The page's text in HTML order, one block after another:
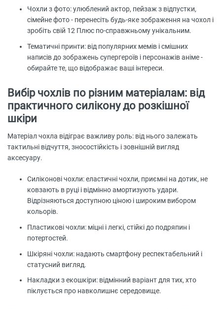
Чохли з фото: улюблений актор, пейзаж з відпустки,
сімейне фото - перенесіть будь-яке зображення на чохол і
зробіть свій 12 Плюс по-справжньому унікальним.
Тематичні принти: від популярних мемів і смішних
написів до зображень супергероїв і персонажів аніме -
обирайте те, що відображає ваші інтереси.
Вибір чохлів по різним матеріалам: від
практичного силікону до розкішної
шкіри
Матеріал чохла відіграє важливу роль: від нього залежать
тактильні відчуття, зносостійкість і зовнішній вигляд
аксесуару.
Силіконові чохли: еластичні чохли, приємні на дотик, не
ковзають в руці і відмінно амортизують удари.
Відрізняються доступною ціною і широким вибором
кольорів.
Пластикові чохли: міцні і легкі, стійкі до подряпин і
потертостей.
Шкіряні чохли: надають смартфону респектабельний і
статусний вигляд.
Накладки з екошкіри: відмінний варіант для тих, хто
піклується про навколишнє середовище.